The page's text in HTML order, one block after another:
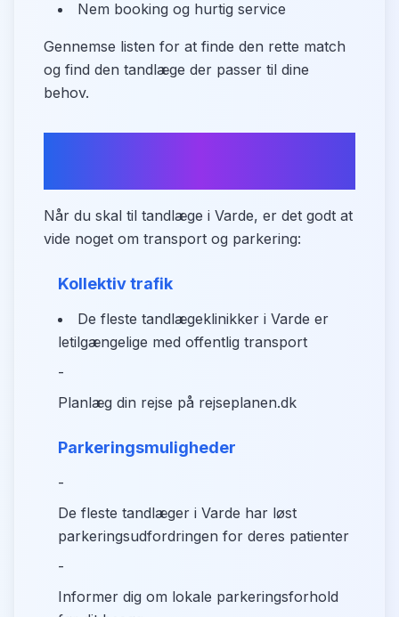
Nem booking og hurtig service
Gennemse listen for at finde den rette match
og find den tandlæge der passer til dine
behov.
Når du skal til tandlæge i Varde, er det godt at
vide noget om transport og parkering:
Kollektiv trafik
De fleste tandlægeklinikker i Varde er
letilgængelige med offentlig transport
-
Planlæg din rejse på rejseplanen.dk
Parkeringsmuligheder
-
De fleste tandlæger i Varde har løst
parkeringsudfordringen for deres patienter
-
Informer dig om lokale parkeringsforhold